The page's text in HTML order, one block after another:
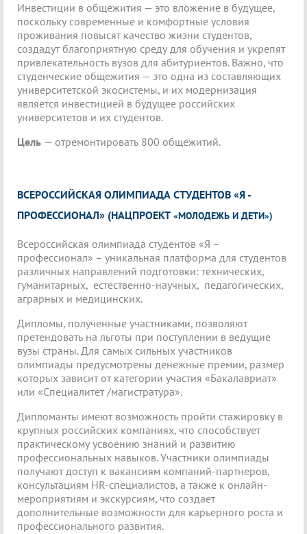
Инвестиции в общежития — это вложение в будущее,
поскольку современные и комфортные условия
проживания повысят качество жизни студентов,
создадут благоприятную среду для обучения и укрепят
привлекательность вузов для абитуриентов. Важно, что
студенческие общежития — это одна из составляющих
университетской экосистемы, и их модернизация
является инвестицией в будущее российских
университетов и их студентов.
Цель — отремонтировать 800 общежитий.
ВСЕРОССИЙСКАЯ ОЛИМПИАДА СТУДЕНТОВ «Я -
ПРОФЕССИОНАЛ» (НАЦПРОЕКТ «МОЛОДЕЖЬ И ДЕТИ»)
Всероссийская олимпиада студентов «Я –
профессионал» – уникальная платформа для студентов
различных направлений подготовки: технических,
гуманитарных, естественно-научных, педагогических,
аграрных и медицинских.
Дипломы, полученные участниками, позволяют
претендовать на льготы при поступлении в ведущие
вузы страны. Для самых сильных участников
олимпиады предусмотрены денежные премии, размер
которых зависит от категории участия «Бакалавриат»
или «Специалитет /магистратура».
Дипломанты имеют возможность пройти стажировку в
крупных российских компаниях, что способствует
практическому усвоению знаний и развитию
профессиональных навыков. Участники олимпиады
получают доступ к вакансиям компаний-партнеров,
консультациям HR-специалистов, а также к онлайн-
мероприятиям и экскурсиям, что создает
дополнительные возможности для карьерного роста и
профессионального развития.